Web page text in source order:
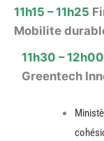
11h15 – 11h25
Mobilite
11h30 – 12h00
Greentech